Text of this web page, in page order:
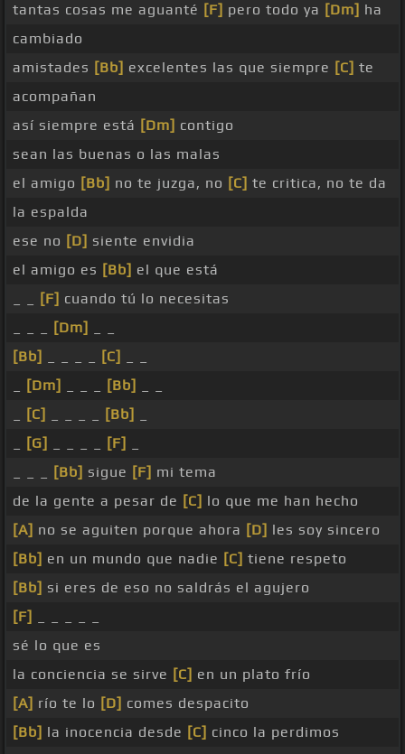
tantas cosas me aguanté [F] pero todo ya [Dm] ha
cambiado
amistades [Bb] excelentes las que siempre [C] te
acompañan
así siempre está [Dm] contigo
sean las buenas o las malas
el amigo [Bb] no te juzga, no [C] te critica, no te da
la espalda
ese no [D] siente envidia
el amigo es [Bb] el que está
[F] cuando tú lo necesitas
[Dm]
[Bb]
[C]
[Dm] [Bb]
[C] [Bb]
[G] [F]
[Bb] sigue [F] mi tema
de la gente a pesar de [C] lo que me han hecho
[A] no se aguiten porque ahora [D] les soy sincero
[Bb] en un mundo que nadie [C] tiene respeto
[Bb] si eres de eso no saldrás el agujero
[F]
sé lo que es
la conciencia se sirve [C] en un plato frío
[A] río te lo [D] comes despacito
[Bb] la inocencia desde [C] cinco la perdimos